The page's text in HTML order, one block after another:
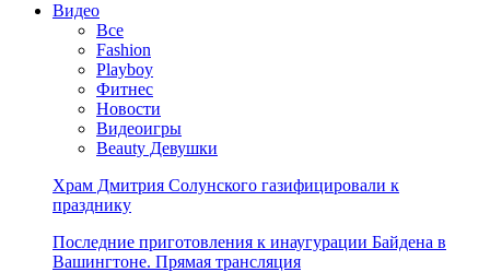
Видео
Все
Fashion
Playboy
Фитнес
Новости
Видеоигры
Beauty Девушки
Храм Дмитрия Солунского газифицировали к
празднику
Последние приготовления к инаугурации Байдена в
Вашингтоне. Прямая трансляция